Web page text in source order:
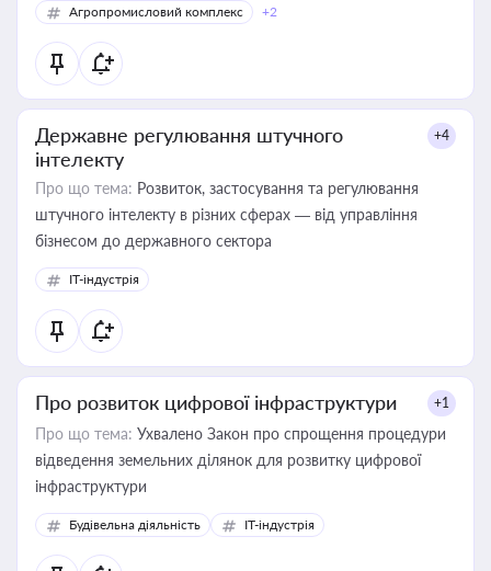
Агропромисловий комплекс
+2
Державне регулювання штучного
інтелекту
+4
Про що тема: Розвиток, застосування та регулювання
штучного інтелекту в різних сферах — від управління
бізнесом до державного сектора
IT-індустрія
Про розвиток цифрової інфраструктури +1
Про що тема: Ухвалено Закон про спрощення процедури
відведення земельних ділянок для розвитку цифрової
інфраструктури
Будівельна діяльність IT-індустрія